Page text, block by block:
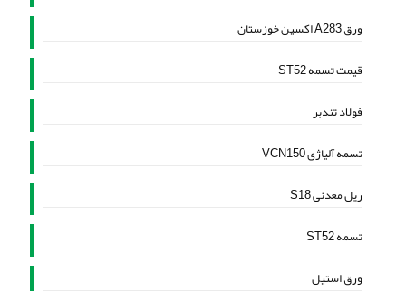
ورق A283 اکسین خوزستان
قیمت تسمه ST52
فولاد تندبر
تسمه آلیاژی VCN150
ریل معدنی S18
تسمه ST52
ورق استیل